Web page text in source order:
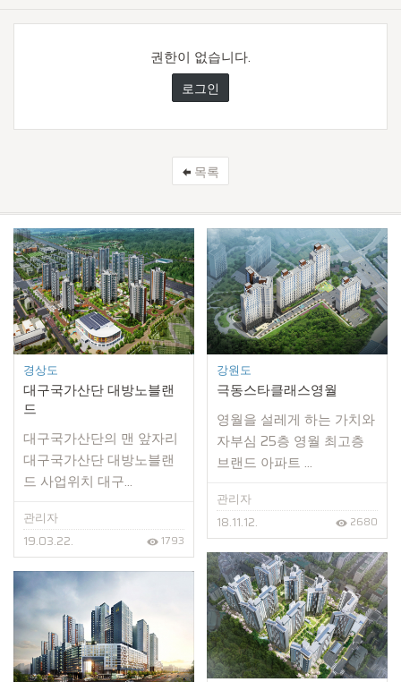
권한이 없습니다.
로그인
목록
경상도
대구국가산단 대방노블랜
드
대구국가산단의 맨 앞자리
대구국가산단 대방노블랜
드 사업위치 대구...
관리자
19.03.22.
1793
강원도
극동스타클래스영월
영월을 설레게 하는 가치와
자부심 25층 영월 최고층
브랜드 아파트 ...
관리자
18.11.12.
2680